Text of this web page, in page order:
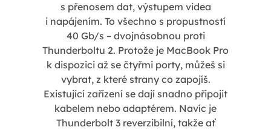
s přenosem dat, výstupem videa
i napájením. To všechno s propustností
40 Gb/s – dvojnásobnou proti
Thunderboltu 2. Protože je MacBook Pro
k dispozici až se čtyřmi porty, můžeš si
vybrat, z které strany co zapojíš.
Existující zařízení se dají snadno připojit
kabelem nebo adaptérem. Navíc je
Thunderbolt 3 reverzibilní, takže ať